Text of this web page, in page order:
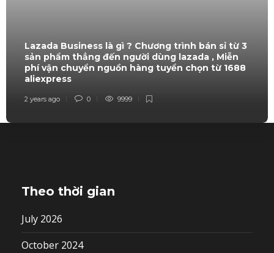
Lazada Business là gì ? Chương trình bán sỉ từ 3
sản phẩm thẳng đến người dùng lazada , Miễn
phí vận chuyển nguồn hàng tuyển chọn từ 1688
aliexpress
2 years ago 0 9999
Theo thời gian
July 2026
October 2024